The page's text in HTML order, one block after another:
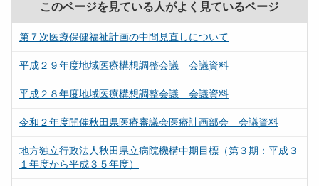
このページを見ている人がよく見ているページ
第７次医療保健福祉計画の中間見直しについて
平成２９年度地域医療構想調整会議 会議資料
平成２８年度地域医療構想調整会議 会議資料
令和２年度開催秋田県医療審議会医療計画部会 会議資料
地方独立行政法人秋田県立病院機構中期目標（第３期：平成３
１年度から平成３５年度）